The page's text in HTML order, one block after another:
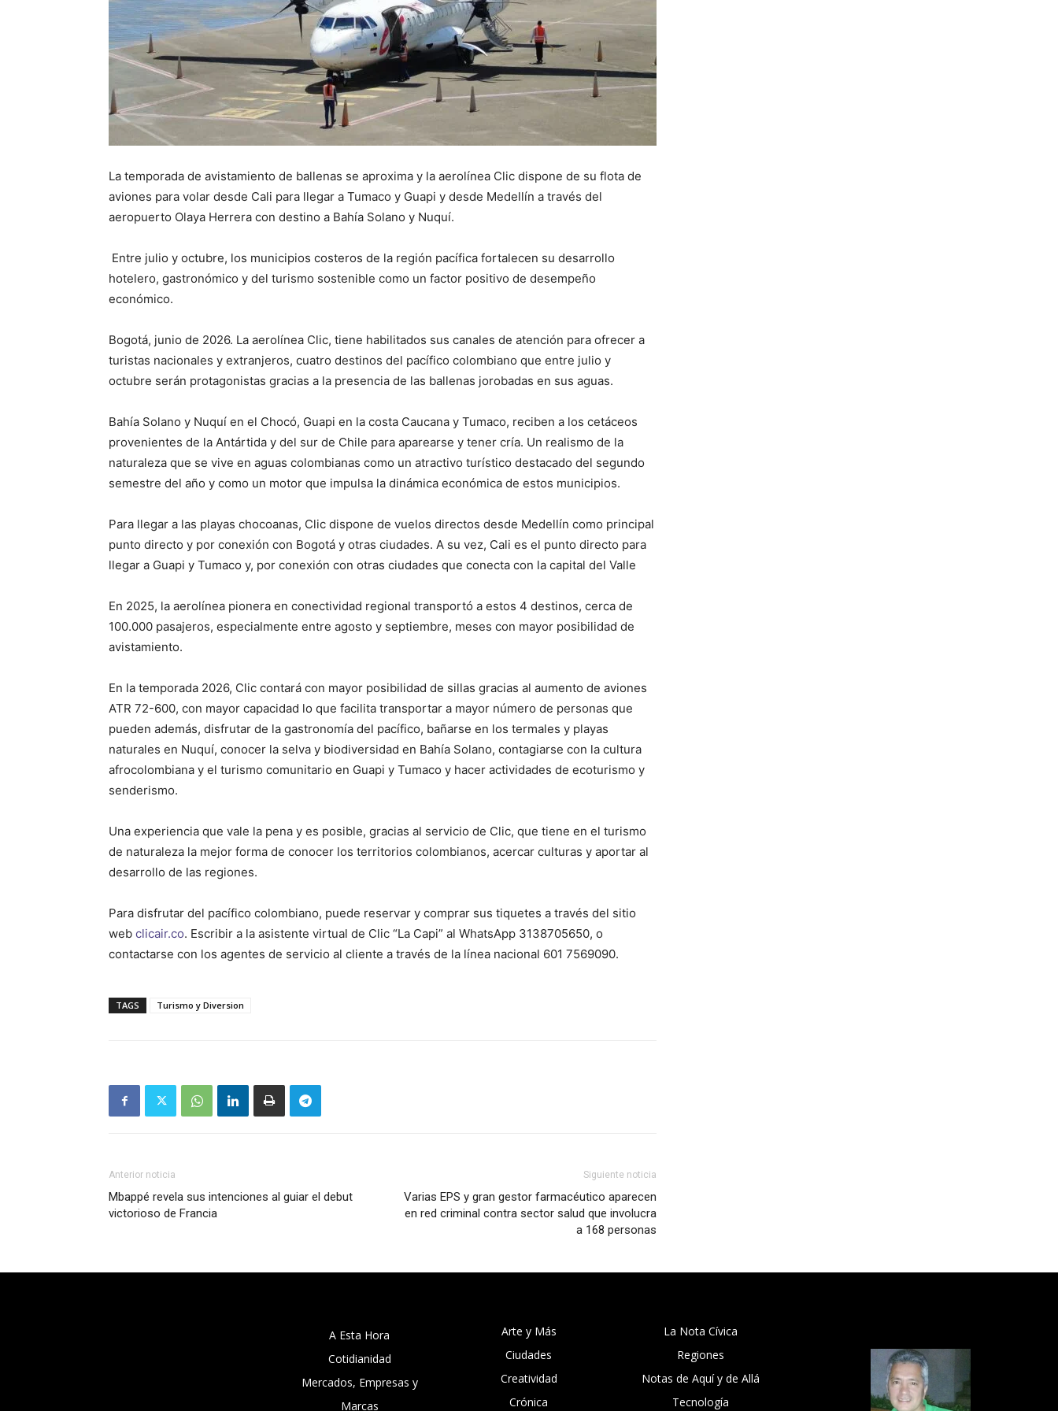
La temporada de avistamiento de ballenas se aproxima y la aerolínea Clic dispone de su flota de
aviones para volar desde Cali para llegar a Tumaco y Guapi y desde Medellín a través del
aeropuerto Olaya Herrera con destino a Bahía Solano y Nuquí.
Entre julio y octubre, los municipios costeros de la región pacífica fortalecen su desarrollo
hotelero, gastronómico y del turismo sostenible como un factor positivo de desempeño
económico.
Bogotá, junio de 2026. La aerolínea Clic, tiene habilitados sus canales de atención para ofrecer a
turistas nacionales y extranjeros, cuatro destinos del pacífico colombiano que entre julio y
octubre serán protagonistas gracias a la presencia de las ballenas jorobadas en sus aguas.
Bahía Solano y Nuquí en el Chocó, Guapi en la costa Caucana y Tumaco, reciben a los cetáceos
provenientes de la Antártida y del sur de Chile para aparearse y tener cría. Un realismo de la
naturaleza que se vive en aguas colombianas como un atractivo turístico destacado del segundo
semestre del año y como un motor que impulsa la dinámica económica de estos municipios.
Para llegar a las playas chocoanas, Clic dispone de vuelos directos desde Medellín como principal
punto directo y por conexión con Bogotá y otras ciudades. A su vez, Cali es el punto directo para
llegar a Guapi y Tumaco y, por conexión con otras ciudades que conecta con la capital del Valle
En 2025, la aerolínea pionera en conectividad regional transportó a estos 4 destinos, cerca de
100.000 pasajeros, especialmente entre agosto y septiembre, meses con mayor posibilidad de
avistamiento.
En la temporada 2026, Clic contará con mayor posibilidad de sillas gracias al aumento de aviones
ATR 72-600, con mayor capacidad lo que facilita transportar a mayor número de personas que
pueden además, disfrutar de la gastronomía del pacífico, bañarse en los termales y playas
naturales en Nuquí, conocer la selva y biodiversidad en Bahía Solano, contagiarse con la cultura
afrocolombiana y el turismo comunitario en Guapi y Tumaco y hacer actividades de ecoturismo y
senderismo.
Una experiencia que vale la pena y es posible, gracias al servicio de Clic, que tiene en el turismo
de naturaleza la mejor forma de conocer los territorios colombianos, acercar culturas y aportar al
desarrollo de las regiones.
Para disfrutar del pacífico colombiano, puede reservar y comprar sus tiquetes a través del sitio
web clicair.co. Escribir a la asistente virtual de Clic “La Capi” al WhatsApp 3138705650, o
contactarse con los agentes de servicio al cliente a través de la línea nacional 601 7569090.
TAGS Turismo y Diversion
Anterior noticia
Mbappé revela sus intenciones al guiar el debut
victorioso de Francia
Siguiente noticia
Varias EPS y gran gestor farmacéutico aparecen
en red criminal contra sector salud que involucra
a 168 personas
A Esta Hora
Cotidianidad
Mercados, Empresas y
Marcas
Arte y Más
Ciudades
Creatividad
Crónica
La Nota Cívica
Regiones
Notas de Aquí y de Allá
Tecnología